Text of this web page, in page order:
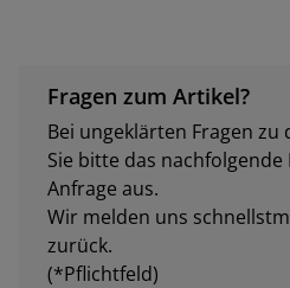
Fragen zum Artikel?
Bei ungeklärten Fragen zu
Sie bitte das
Anfrage aus.
Wir melden uns
zurück.
(*Pflichtfeld)